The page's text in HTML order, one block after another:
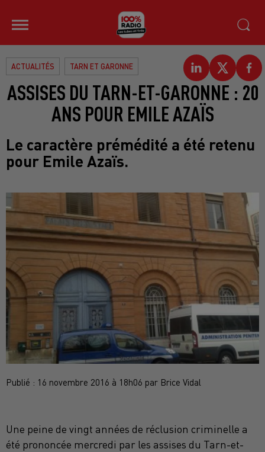
ACTUALITÉS TARN ET GARONNE
ASSISES DU TARN-ET-GARONNE : 20
ANS POUR EMILE AZAÏS
Le caractère prémédité a été retenu
pour Emile Azaïs.
Publié : 16 novembre 2016 à 18h06 par Brice Vidal
Une peine de vingt années de réclusion criminelle a
été prononcée mercredi par les assises du Tarn-et-